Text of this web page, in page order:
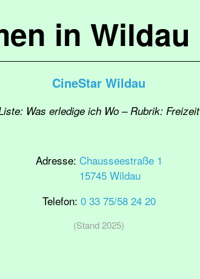
in Wildau
CineStar Wildau
Was erledige ich Wo – Rubrik: Freizeit
Adresse: Chausseestraße 1
15745 Wildau
Telefon: 0 33 75/58 24 20
(Stand 2025)